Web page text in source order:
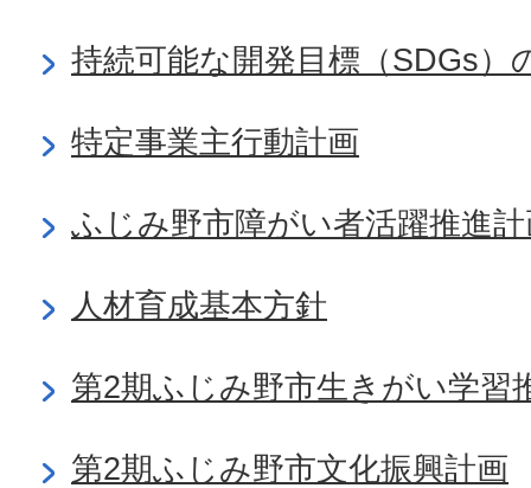
持続可能な開発目標（SDGs）
特定事業主行動計画
ふじみ野市障がい者活躍推進
人材育成基本方針
第2期ふじみ野市生きがい学習
第2期ふじみ野市文化振興計画